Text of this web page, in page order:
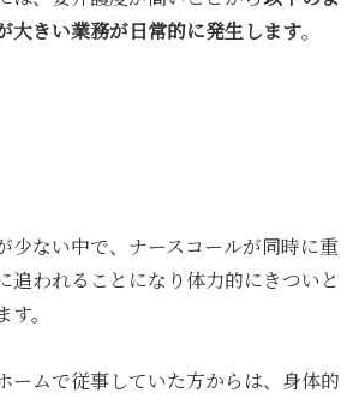
大きい業務が日常的に発生します。
少ない中で、ナースコールが同時に重
追われることになり体力的にきついと
す。
ームで従事していた方からは、身体的